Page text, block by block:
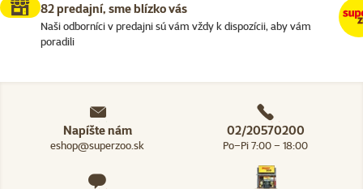
82 predajní, sme blízko vás
Naši odborníci v predajni sú vám vždy k dispozícii, aby vám
poradili
Napíšte nám
eshop@superzoo.sk
02/20570200
Po–Pi 7:00 – 18:00